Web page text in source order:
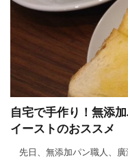
自宅で手作り！無添
イーストのおススメ
先日、無添加パン職人、廣